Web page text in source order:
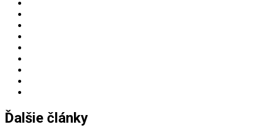
Ďalšie články